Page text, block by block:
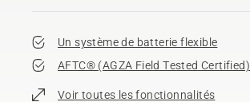
Un système de batterie flexible
AFTC® (AGZA Field Tested Certified)​
Voir toutes les fonctionnalités